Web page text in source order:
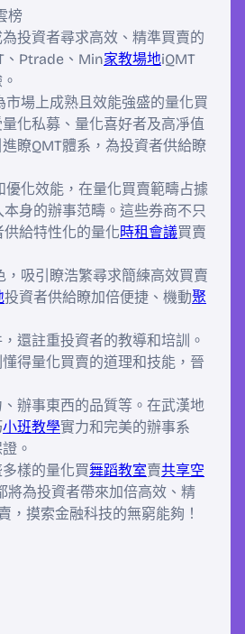
榜
投資者尋求高效、精準買賣的
、Ptrade、Min家教場地iQMT
場上成熟且效能強盛的量化買
化私募、量化喜好者及高凈值
瞭QMT體系，為投資者供給瞭
化效能，在量化買賣範疇占據
身的辦事范疇。這些券商不只
給特性化的量化時租會議買賣
吸引瞭浩繁尋求簡練高效買賣
投資者供給瞭加倍便捷、機動聚
還註重投資者的教導和培訓。
得量化買賣的道理和技能，晉
辦事東西的品質等。在武漢地
小班教學實力和完美的辦事系
。
樣的量化買舞蹈教室賣共享空
將為投資者帶來加倍高效、精
，摸索金融科技的無窮能夠！